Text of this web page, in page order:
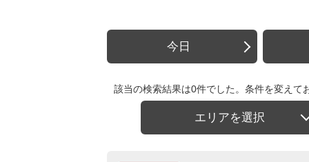
今日
該当の検索結果は0件でした。条件を変えて
エリアを選択